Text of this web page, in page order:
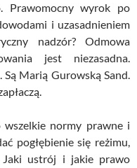
Prawomocny wyrok po
i uzasadnieniem
nadzór? Odmowa
jest niezasadna.
Marią Gurowską Sand.
wszelkie normy prawne i
pogłębienie się reżimu,
Jaki ustrój i jakie prawo